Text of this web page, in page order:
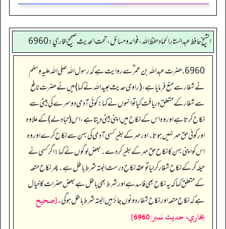
الشيخ حافط عبدالستار الحماد حفظ الله، فوائد و مسائل، تحت الحديث صحيح بخاري:6960
6960. حضرت عبداللہ بن عمر ؓ سے روایت ہے کہ رسول اللہ صلی اللہ علیہ وسلم
نے شغار سے منع فرمایا ہے، (راوی حدیث عبید اللہ نے کہا) میں نے حضرت نافع
سے شغار کے متعلق دریافت کیا تو انہوں نے کہا: کوئی آدمی دوسرے کی بیٹی سے
نکاح کرتا ہے اور وہ اس کے نکاح میں اپنی بیٹی دیتا ہے، اس (تبادلے) کے علاوہ
اور کوئی حق مہر نہیں ہوتا۔ اور مہر کے بغیر کسی آدمی کی بہن سے نکاح کرے اور وہ
اس کو اپنی بہن کا نکاح حق مہر کے بغیر کر دے۔ بعض لوگوں نے کہا: اگر کسی نے
حیلہ کر کے نکاح شغار کر لیا تو عقد نکاح درست البتہ شرط باطل ہے۔ پھر نکاح متعہ
کے متعلق کہا کہ یہ نکاح بھی فاسد ہے اور شرط بھی باطل ہے بعض حضرات کا خیال
ہے کہ نکاح متعہ اور نکاح شغار دونوں جائز ہیں البتہ شرط باطل ہوگی۔[صحيح
بخاري، حديث نمبر:6960]